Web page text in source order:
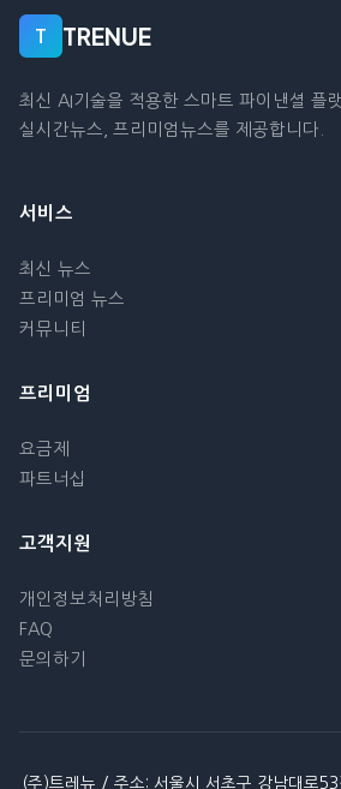
T TRENUE
최신 AI기술을 적용한 스마트 파이낸셜 플
실시간뉴스, 프리미엄뉴스를 제공합니다.
서비스
최신 뉴스
프리미엄 뉴스
커뮤니티
프리미엄
요금제
파트너십
고객지원
개인정보처리방침
FAQ
문의하기
(주)트레뉴 / 주소: 서울시 서초구 강남대로